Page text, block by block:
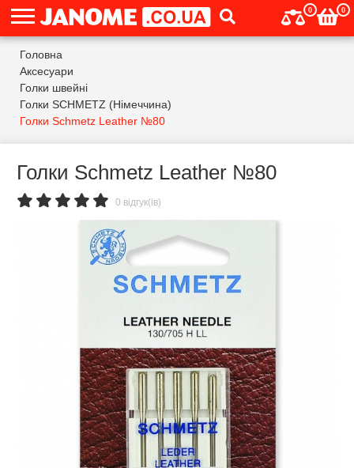
0 0
Головна
Аксесуари
Голки швейні
Голки SCHMETZ (Німеччина)
Голки Schmetz Leather №80
Голки Schmetz Leather №80
0 відгук(ів)